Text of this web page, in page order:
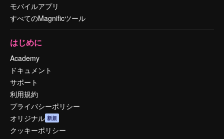
モバイルアプリ
すべてのMagnificツール
はじめに
Academy
ドキュメント
サポート
利用規約
プライバシーポリシー
オリジナル 新規
クッキーポリシー